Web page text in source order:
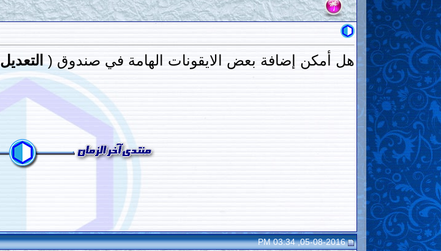
هل أمكن إضافة بعض الايقونات الهامة في صندوق (التعديل
05-08-2016, 03:34 PM